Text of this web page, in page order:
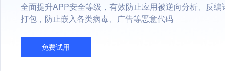
全面提升APP安全等级，有效防止应用被逆向分析、反编
打包，防止嵌入各类病毒、广告等恶意代码
免费试用